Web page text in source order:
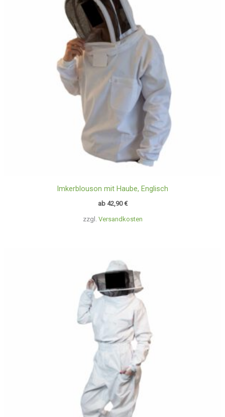
zzgl. Versandkosten
Imkerblouson mit Haube, Englisch
ab 42,90€